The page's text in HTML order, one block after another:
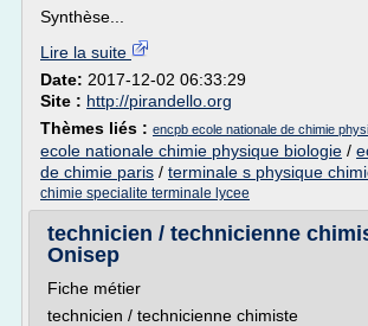
Synthèse...
Lire la suite
Date: 2017-12-02 06:33:29
Site : http://pirandello.org
Thèmes liés : encpb ecole nationale de chimie
ecole nationale chimie physique biologie /
de chimie paris / terminale s physique
chimie specialite terminale lycee
technicien / technicienne
Onisep
Fiche métier
technicien / technicienne chimiste